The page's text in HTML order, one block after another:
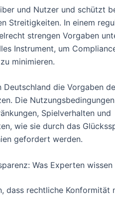
und Nutzer und schützt
Streitigkeiten. In einem
strengen Vorgaben
Instrument, um
minimieren.
Deutschland die Vorgaben
Die
Spielverhalten und
wie sie durch das
gefordert werden.
Was Experten wissen
dass rechtliche Konformität